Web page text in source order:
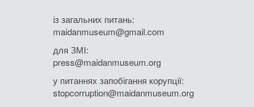
із загальних питань:
maidanmuseum@gmail.com
для ЗМІ:
press@maidanmuseum.org
у питаннях запобігання корупції:
stopcorruption@maidanmuseum.org